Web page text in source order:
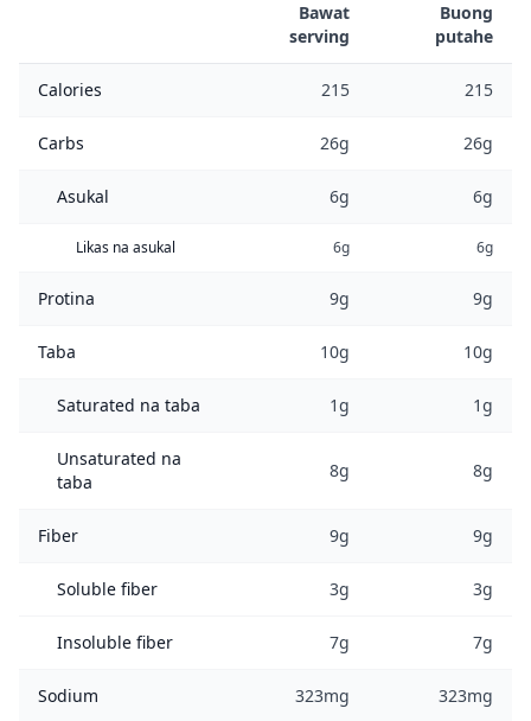
Bawat
serving
Buong
putahe
Calories 215 215
Carbs 26g 26g
Asukal 6g 6g
Likas na asukal 6g 6g
Protina 9g 9g
Taba 10g 10g
Saturated na taba 1g 1g
Unsaturated na
taba
8g 8g
Fiber 9g 9g
Soluble fiber 3g 3g
Insoluble fiber 7g 7g
Sodium 323mg 323mg